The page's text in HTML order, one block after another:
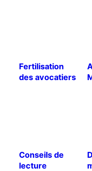
Fertilisation
des avocatiers
Conseils de
lecture